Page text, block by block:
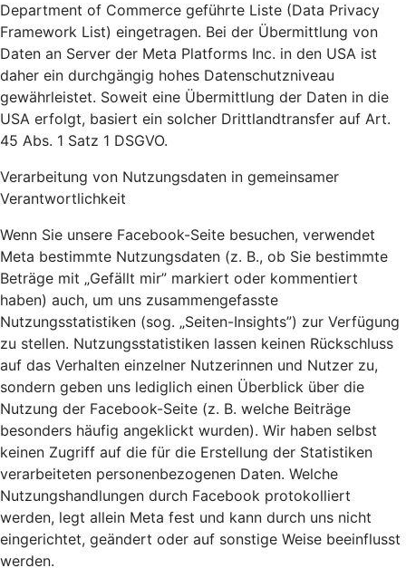
Department of Commerce geführte Liste (Data Privacy
Framework List) eingetragen. Bei der Übermittlung von
Daten an Server der Meta Platforms Inc. in den USA ist
daher ein durchgängig hohes Datenschutzniveau
gewährleistet. Soweit eine Übermittlung der Daten in die
USA erfolgt, basiert ein solcher Drittlandtransfer auf Art.
45 Abs. 1 Satz 1 DSGVO.
Verarbeitung von Nutzungsdaten in gemeinsamer
Verantwortlichkeit
Wenn Sie unsere Facebook-Seite besuchen, verwendet
Meta bestimmte Nutzungsdaten (z. B., ob Sie bestimmte
Beträge mit „Gefällt mir” markiert oder kommentiert
haben) auch, um uns zusammengefasste
Nutzungsstatistiken (sog. „Seiten-Insights”) zur Verfügung
zu stellen. Nutzungsstatistiken lassen keinen Rückschluss
auf das Verhalten einzelner Nutzerinnen und Nutzer zu,
sondern geben uns lediglich einen Überblick über die
Nutzung der Facebook-Seite (z. B. welche Beiträge
besonders häufig angeklickt wurden). Wir haben selbst
keinen Zugriff auf die für die Erstellung der Statistiken
verarbeiteten personenbezogenen Daten. Welche
Nutzungshandlungen durch Facebook protokolliert
werden, legt allein Meta fest und kann durch uns nicht
eingerichtet, geändert oder auf sonstige Weise beeinflusst
werden.